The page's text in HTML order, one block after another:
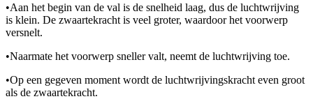
•Aan het begin van de val is de snelheid laag, dus de luchtwrijving
is klein. De zwaartekracht is veel groter, waardoor het voorwerp
versnelt.
•Naarmate het voorwerp sneller valt, neemt de luchtwrijving toe.
•Op een gegeven moment wordt de luchtwrijvingskracht even groot
als de zwaartekracht.